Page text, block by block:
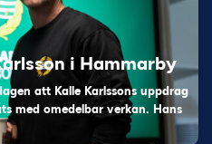
i Hammarby
att Kalle Karlssons uppdrag
med omedelbar verkan. Hans